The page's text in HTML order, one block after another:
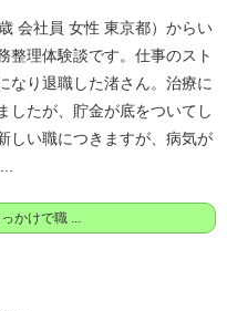
会社員 女性 東京都）からい
整理体験談です。 仕事のスト
なり退職した渚さん。 治療に
したが、貯金が底をついてし
しい職につきますが、病気が
かけで職 ...